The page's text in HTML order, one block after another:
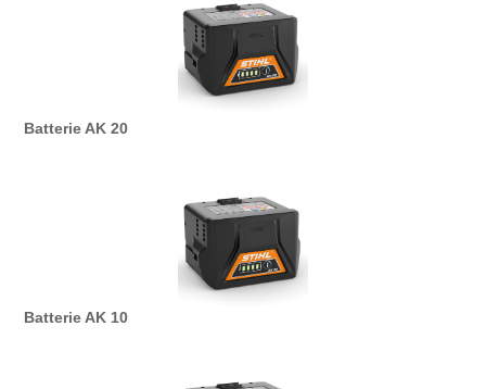
Batterie AK 20
Batterie AK 10